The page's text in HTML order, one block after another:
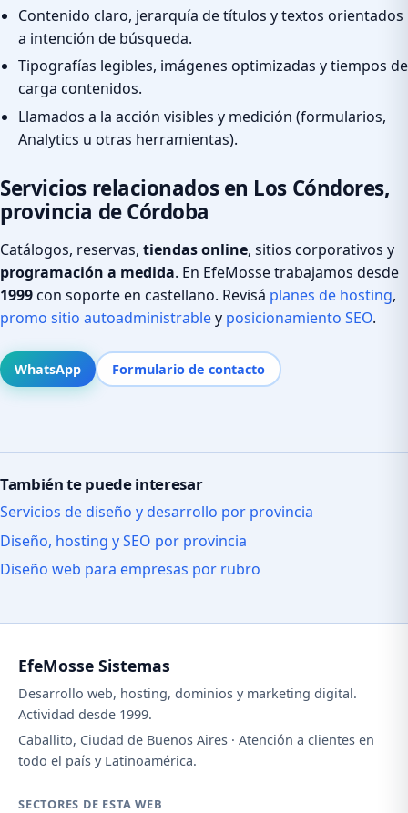
Contenido claro, jerarquía de títulos y textos orientados
a intención de búsqueda.
Tipografías legibles, imágenes optimizadas y tiempos de
carga contenidos.
Llamados a la acción visibles y medición (formularios,
Analytics u otras herramientas).
Servicios relacionados en Los Cóndores,
provincia de Córdoba
Catálogos, reservas, tiendas online, sitios corporativos y
programación a medida. En EfeMosse trabajamos desde
1999con soporte en castellano. Revisá planes de hosting,
promo sitio autoadministrabley posicionamiento SEO.
WhatsApp Formulario de contacto
También te puede interesar
Servicios de diseño y desarrollo por provincia
Diseño, hosting y SEO por provincia
Diseño web para empresas por rubro
EfeMosse Sistemas
Desarrollo web, hosting, dominios y marketing digital.
Actividad desde 1999.
Caballito, Ciudad de Buenos Aires · Atención a clientes en
todo el país y Latinoamérica.
SECTORES DE ESTA WEB